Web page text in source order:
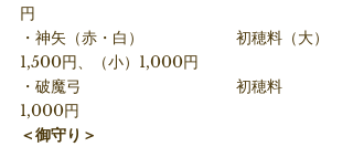
円
・神矢（赤・白）　　　　　　初穂料（大）
1,500円、（小）1,000円
・破魔弓　　　　　　　　　　初穂料
1,000円
＜御守り＞